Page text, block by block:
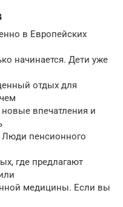
в Европейских
начинается. Дети уже
отдых для
впечатления и
Люди пенсионного
где предлагают
медицины. Если вы